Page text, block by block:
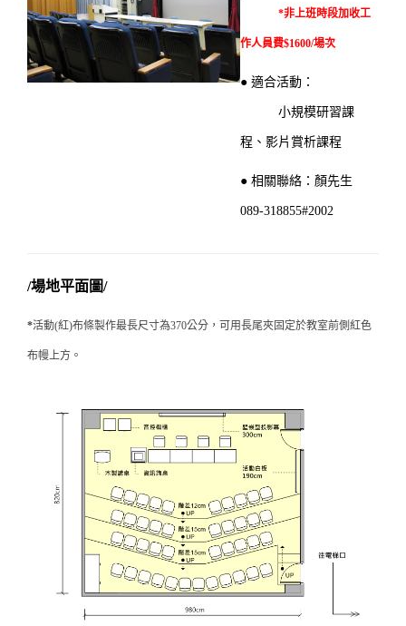
常見問題
學人招待所
*非上班時段加收工
作人員費$1600/場次
● 適合活動：
小規模研習課
程、影片賞析課程
● 相關聯絡：顏先生
089-318855#2002
/場地平面圖/
*活動(紅)布條製作最長尺寸為370公分，可用長尾夾固定於教室前側紅色
布幔上方。